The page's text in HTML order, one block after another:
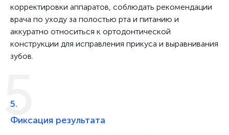
корректировки аппаратов, соблюдать рекомендации
врача по уходу за полостью рта и питанию и
аккуратно относиться к ортодонтической
конструкции для исправления прикуса и выравнивания
зубов.
5.
Фиксация результата